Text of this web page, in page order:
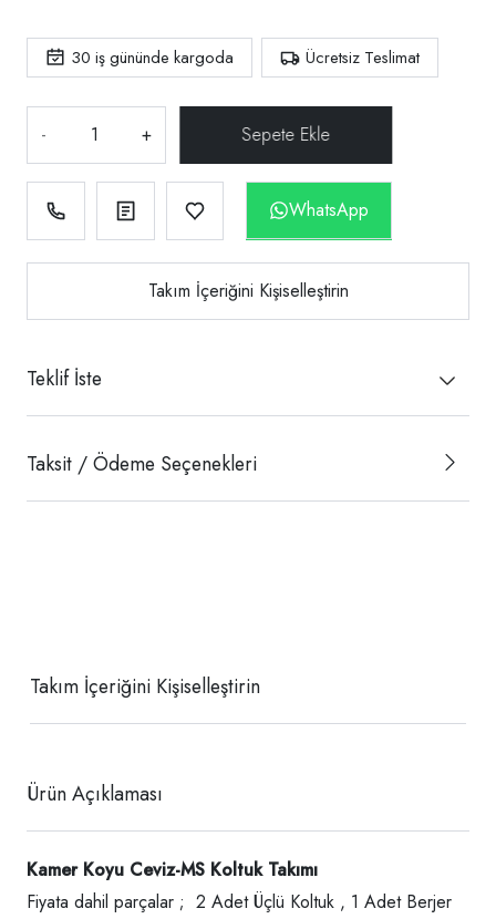
30 iş gününde kargoda Ücretsiz Teslimat
- +
WhatsApp
Takım İçeriğini Kişiselleştirin
Teklif İste
Taksit / Ödeme Seçenekleri
Takım İçeriğini Kişiselleştirin
Ürün Açıklaması
Kamer Koyu Ceviz-MS Koltuk Takımı
Fiyata dahil parçalar ; 2 Adet Üçlü Koltuk , 1 Adet Berjer